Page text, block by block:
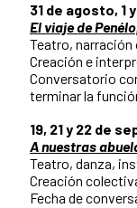
31 de agosto, 1
El viaje de
Teatro,
Creación e
Conversatorio
terminar la
19, 21 y 22 de
A nuestras
Teatro, danza,
Creación
Fecha de